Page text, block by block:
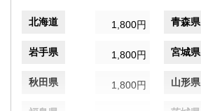
北海道 1,800円 青森県
岩手県 1,800円 宮城県
秋田県 1,800円 山形県